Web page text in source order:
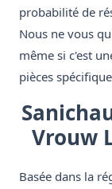
probabilité de
Nous ne vous
même si c'est
pièces
Vrouw
Basée dans la